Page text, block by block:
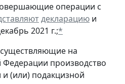
операции с
декларацию и
2021 г.;*
на
производство
(или) подакцизной